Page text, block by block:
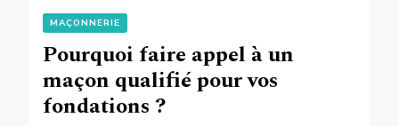
MAÇONNERIE
Pourquoi faire appel à un
maçon qualifié pour vos
fondations ?